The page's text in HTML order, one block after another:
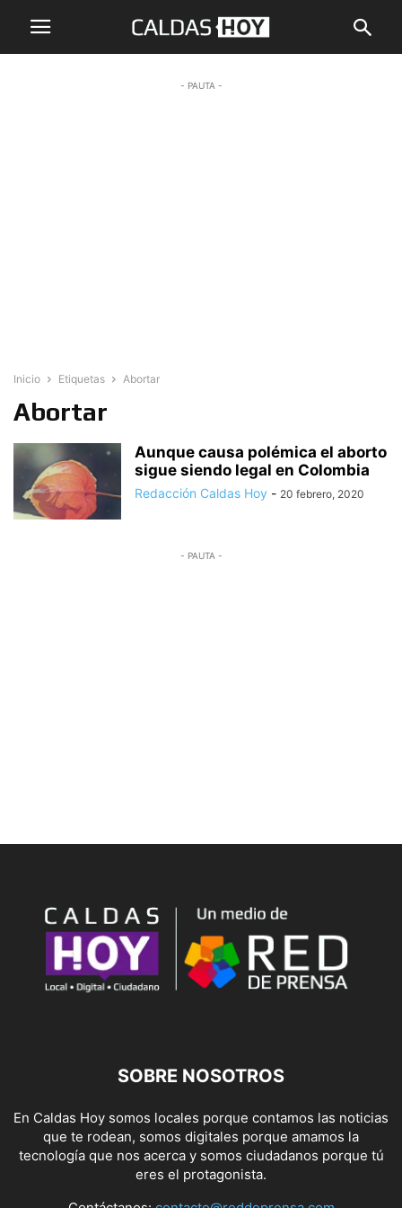
- PAUTA -
Inicio Etiquetas Abortar
Abortar
Aunque causa polémica el aborto
sigue siendo legal en Colombia
Redacción Caldas Hoy - 20 febrero, 2020
- PAUTA -
SOBRE NOSOTROS
En Caldas Hoy somos locales porque contamos las noticias
que te rodean, somos digitales porque amamos la
tecnología que nos acerca y somos ciudadanos porque tú
eres el protagonista.